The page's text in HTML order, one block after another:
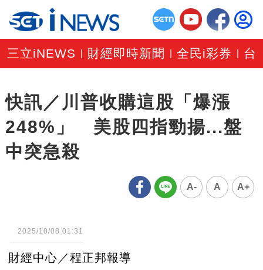
三立iNEWS 財經即時新聞 |全民i彩券 台
快訊／川普收購這股「爆漲
248%」 美股四指勁揚...盤
中突急殺
A- A A+
2025/10/08 01:31
財經中心／程正邦報導